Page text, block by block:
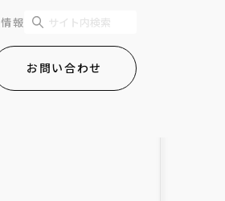
報
お問い合わせ